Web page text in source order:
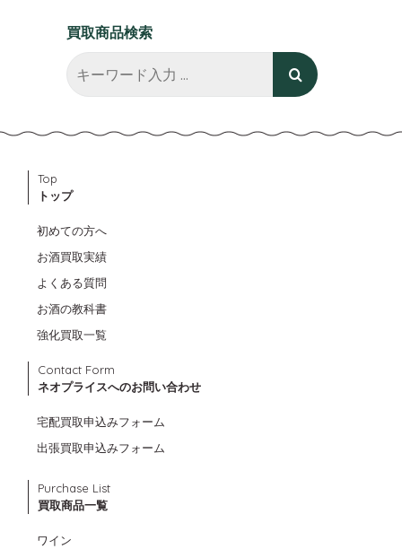
買取商品検索
Top
トップ
初めての方へ
お酒買取実績
よくある質問
お酒の教科書
強化買取一覧
Contact Form
ネオプライスへのお問い合わせ
宅配買取申込みフォーム
出張買取申込みフォーム
Purchase List
買取商品一覧
ワイン